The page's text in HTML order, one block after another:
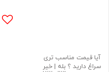
آیا قیمت مناسب تری
سراغ دارید ؟ بله | خیر